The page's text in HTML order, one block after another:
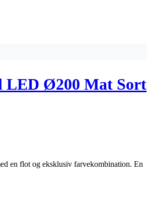
LED Ø200 Mat Sort
en flot og eksklusiv farvekombination. En